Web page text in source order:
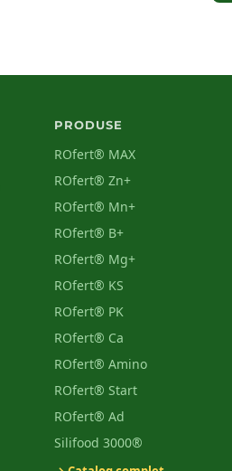
PRODUSE
ROfert® MAX
ROfert® Zn+
ROfert® Mn+
ROfert® B+
ROfert® Mg+
ROfert® KS
ROfert® PK
ROfert® Ca
ROfert® Amino
ROfert® Start
ROfert® Ad
Silifood 3000®